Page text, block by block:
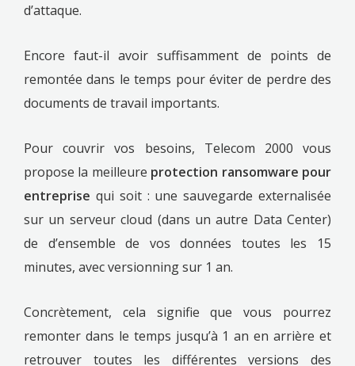
d’attaque.
Encore faut-il avoir suffisamment de points de
remontée dans le temps pour éviter de perdre des
documents de travail importants.
Pour couvrir vos besoins, Telecom 2000 vous
propose la meilleure protection ransomware pour
entreprise qui soit : une sauvegarde externalisée
sur un serveur cloud (dans un autre Data Center)
de d’ensemble de vos données toutes les 15
minutes, avec versionning sur 1 an.
Concrètement, cela signifie que vous pourrez
remonter dans le temps jusqu’à 1 an en arrière et
retrouver toutes les différentes versions des